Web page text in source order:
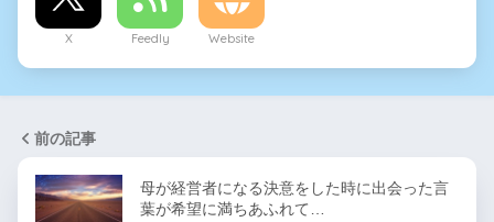
X Feedly Website
前の記事
母が経営者になる決意をした時に出会った言
葉が希望に満ちあふれて…